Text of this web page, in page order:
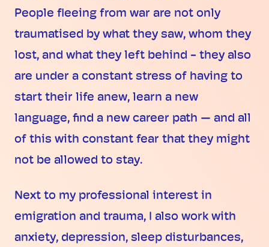
People fleeing from war are not only
traumatised by what they saw, whom they
lost, and what they left behind - they also
are under a constant stress of having to
start their life anew, learn a new
language, find a new career path — and all
of this with constant fear that they might
not be allowed to stay.
Next to my professional interest in
emigration and trauma, I also work with
anxiety, depression, sleep disturbances,